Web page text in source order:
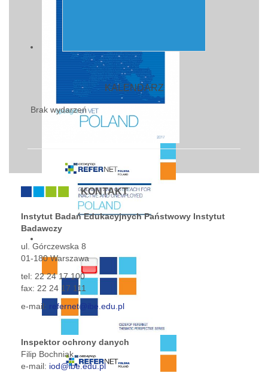
KALENDARZ
Brak wydarzeń
KONTAKT
Instytut Badań Edukacyjnych Państwowy Instytut
Badawczy
ul. Górczewska 8
01-180 Warszawa
tel: 22 24 17 100
fax: 22 24 17 111
e-mail: refernet@ibe.edu.pl
Inspektor ochrony danych
Filip Bochniak
e-mail: iod@ibe.edu.pl